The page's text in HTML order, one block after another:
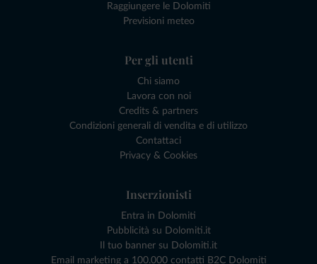
Raggiungere le Dolomiti
Previsioni meteo
Per gli utenti
Chi siamo
Lavora con noi
Credits & partners
Condizioni generali di vendita e di utilizzo
Contattaci
Privacy & Cookies
Inserzionisti
Entra in Dolomiti
Pubblicità su Dolomiti.it
Il tuo banner su Dolomiti.it
Email marketing a 100.000 contatti B2C Dolomiti